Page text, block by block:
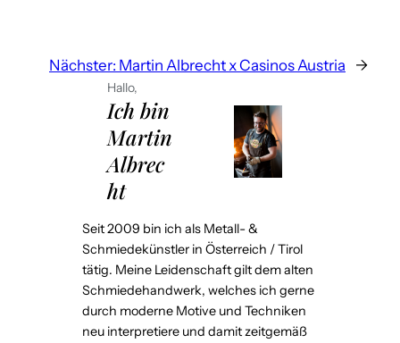
Nächster: Martin Albrecht x Casinos Austria →
Hallo,
Ich bin
Martin
Albrec
ht
Seit 2009 bin ich als Metall- &
Schmiedekünstler in Österreich / Tirol
tätig. Meine Leidenschaft gilt dem alten
Schmiedehandwerk, welches ich gerne
durch moderne Motive und Techniken
neu interpretiere und damit zeitgemäß